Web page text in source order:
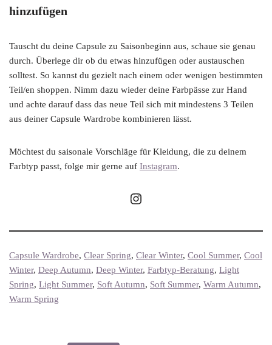
hinzufügen
Tauscht du deine Capsule zu Saisonbeginn aus, schaue sie genau
durch. Überlege dir ob du etwas hinzufügen oder austauschen
solltest. So kannst du gezielt nach einem oder wenigen bestimmten
Teil/en shoppen. Nimm dazu wieder deine Farbpässe zur Hand
und achte darauf dass das neue Teil sich mit mindestens 3 Teilen
aus deiner Capsule Wardrobe kombinieren lässt.
Möchtest du saisonale Vorschläge für Kleidung, die zu deinem
Farbtyp passt, folge mir gerne auf Instagram.
Capsule Wardrobe, Clear Spring, Clear Winter, Cool Summer, Cool
Winter, Deep Autumn, Deep Winter, Farbtyp-Beratung, Light
Spring, Light Summer, Soft Autumn, Soft Summer, Warm Autumn
Warm Spring